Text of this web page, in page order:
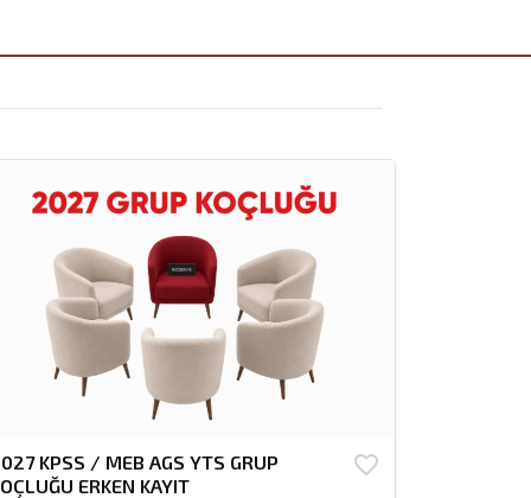
KPSS / MEB AGS YTS GRUP
ERKEN KAYIT
favorite_border